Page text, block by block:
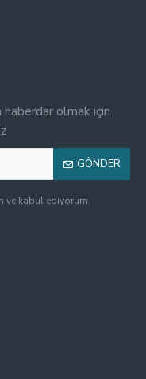
olmak için
GÖNDER
ve kabul ediyorum.